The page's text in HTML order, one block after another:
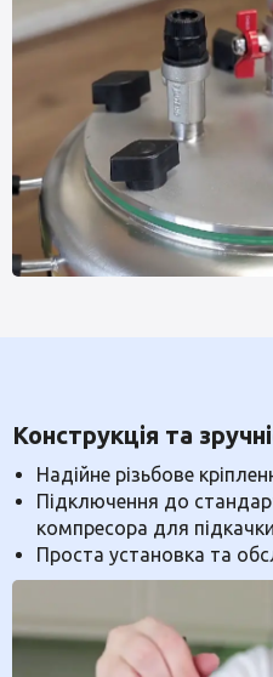
Конструкція та
Надійне різьбове
Підключення до
компресора для підкачки
Проста установка та